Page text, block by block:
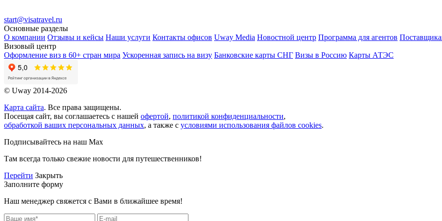
start@visatravel.ru
Основные разделы
О компании Отзывы и кейсы Наши услуги Контакты офисов Uway Media Новостной центр Программа для агентов
Визовый центр
Оформление виз в 60+ стран мира Ускоренная запись на визу Банковские карты СНГ Визы в Россию Карты АТЭС
© Uway 2014-2026
Карта сайта. Все права защищены.
Посещая сайт, вы соглашаетесь с нашей офертой, политикой конфиденциальности,
обработкой ваших персональных данных, а также с условиями использования файлов cookies.
Подписывайтесь на наш Max
Там всегда только свежие новости для путешественников!
Перейти Закрыть
Заполните форму
Наш менеджер свяжется с Вами в ближайшее время!